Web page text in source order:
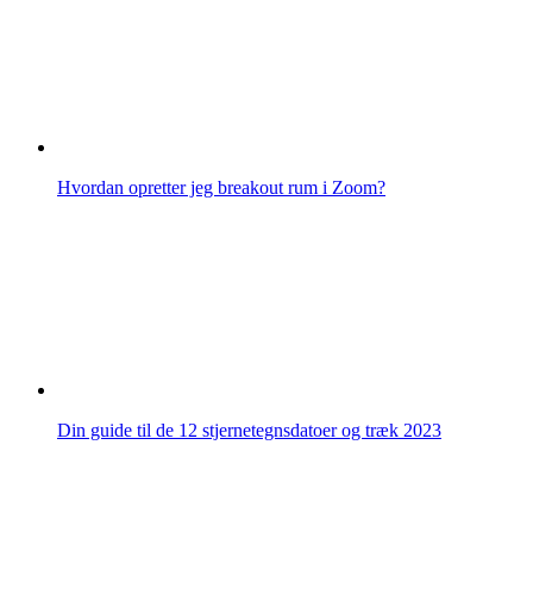
Hvordan opretter jeg breakout rum i Zoom?
Din guide til de 12 stjernetegnsdatoer og træk 2023